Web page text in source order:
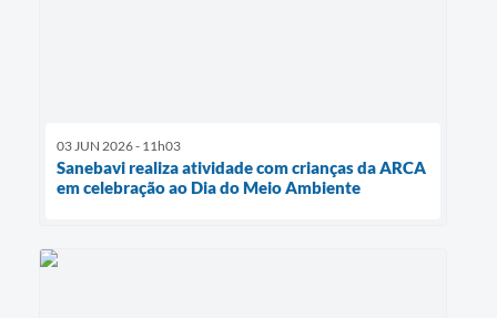
03 JUN 2026 - 11h03
Sanebavi realiza atividade com crianças da ARCA
em celebração ao Dia do Meio Ambiente